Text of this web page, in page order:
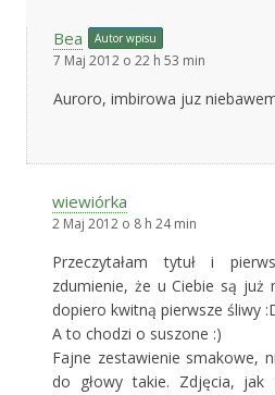
Bea Autor wpisu
7 Maj 2012 o 22 h 53 min
Auroro, imbirowa juz
wiewiórka
2 Maj 2012 o 8 h 24 min
Przeczytałam tytuł i
zdumienie, że u Ciebie są już
dopiero kwitną pierwsze śliwy
A to chodzi o suszone :)
Fajne zestawienie smakowe,
do głowy takie. Zdjęcia, jak